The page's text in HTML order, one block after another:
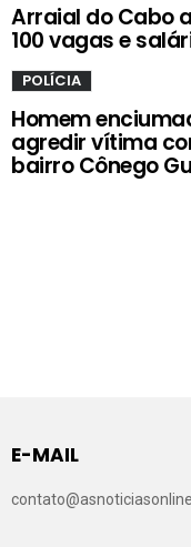
Arraial do Cabo
100 vagas e
POLÍCIA
Homem
agredir vítima
bairro Cônego
E-MAIL